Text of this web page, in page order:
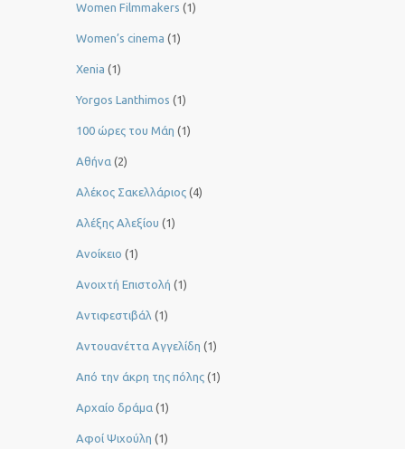
Women Filmmakers (1)
Women’s cinema (1)
Xenia (1)
Yorgos Lanthimos (1)
100 ώρες του Μάη (1)
Αθήνα (2)
Αλέκος Σακελλάριος (4)
Αλέξης Αλεξίου (1)
Ανοίκειο (1)
Ανοιχτή Επιστολή (1)
Αντιφεστιβάλ (1)
Αντουανέττα Αγγελίδη (1)
Από την άκρη της πόλης (1)
Αρχαίο δράμα (1)
Αφοί Ψιχούλη (1)